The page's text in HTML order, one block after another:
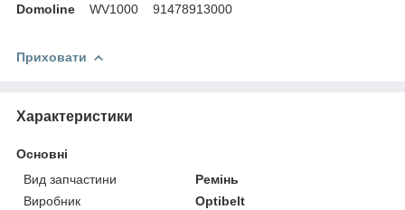
Domoline WV1000 91478913000
Приховати
Характеристики
Основні
Вид запчастини
Ремінь
Виробник
Optibelt